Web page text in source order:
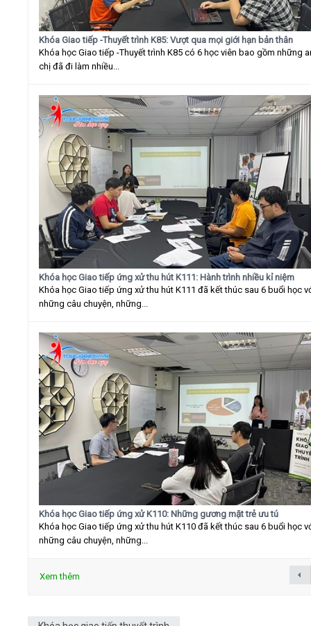
Khóa Giao tiếp -Thuyết trình K85: Vượt qua mọi giới hạn bản thân
Khóa học Giao tiếp -Thuyết trình K85 có 6 học viên bao gồm những
chị đã đi làm nhiều...
Khóa học Giao tiếp ứng xử thu hút K111: Hành trình nhiều kỉ niệm
Khóa học Giao tiếp ứng xử thu hút K111 đã kết thúc sau 6 buổi học
những câu chuyện, những...
Khóa học Giao tiếp ứng xử K110: Những gương mặt trẻ ưu tú
Khóa học Giao tiếp ứng xử thu hút K110 đã kết thúc sau 6 buổi học
những câu chuyện, những...
Xem thêm